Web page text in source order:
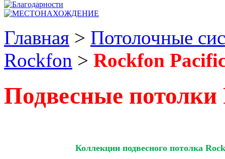
Главная > Потолочные
Rockfon > Rockfon
Подвесные
Коллекции подвесного потолка